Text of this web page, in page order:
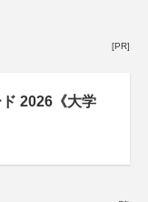
[PR]
2026《大学